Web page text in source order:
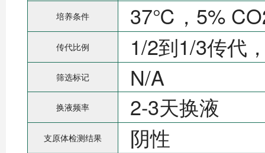
培养条件 37℃，5%
传代比例 1/2到1/3传代
筛选标记 N/A
换液频率 2-3天换液
支原体检测结果 阴性